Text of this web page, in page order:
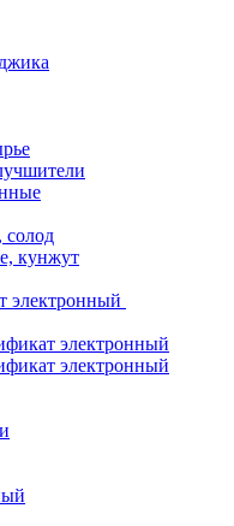
солод
кунжут
электронный
электронный
электронный